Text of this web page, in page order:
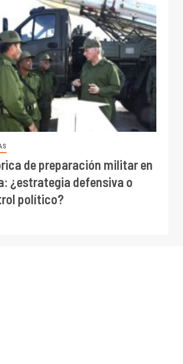
de preparación militar en
¿estrategia defensiva o
político?